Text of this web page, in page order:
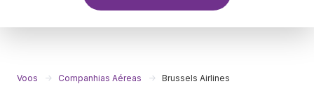
Voos Companhias Aéreas Brussels Airlines